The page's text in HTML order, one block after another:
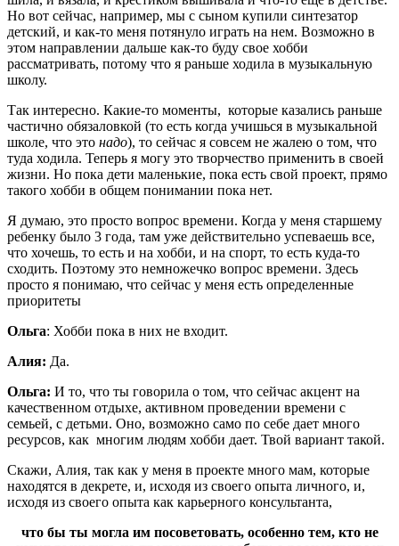
Но вот сейчас, например, мы с сыном купили синтезатор
детский, и как-то меня потянуло играть на нем. Возможно в
этом направлении дальше как-то буду свое хобби
рассматривать, потому что я раньше ходила в музыкальную
школу.
Так интересно. Какие-то моменты, которые казались раньше
частично обязаловкой (то есть когда учишься в музыкальной
школе, что это надо), то сейчас я совсем не жалею о том, что
туда ходила. Теперь я могу это творчество применить в своей
жизни. Но пока дети маленькие, пока есть свой проект, прямо
такого хобби в общем понимании пока нет.
Я думаю, это просто вопрос времени. Когда у меня старшему
ребенку было 3 года, там уже действительно успеваешь все,
что хочешь, то есть и на хобби, и на спорт, то есть куда-то
сходить. Поэтому это немножечко вопрос времени. Здесь
просто я понимаю, что сейчас у меня есть определенные
приоритеты
Ольга: Хобби пока в них не входит.
Алия: Да.
Ольга: И то, что ты говорила о том, что сейчас акцент на
качественном отдыхе, активном проведении времени с
семьей, с детьми. Оно, возможно само по себе дает много
ресурсов, как многим людям хобби дает. Твой вариант такой.
Скажи, Алия, так как у меня в проекте много мам, которые
находятся в декрете, и, исходя из своего опыта личного, и,
исходя из своего опыта как карьерного консультанта,
что бы ты могла им посоветовать, особенно тем, кто не